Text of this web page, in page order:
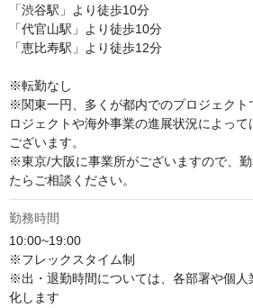
「渋谷駅」より徒歩10分
「代官山駅」より徒歩10分
「恵比寿駅」より徒歩12分
※転勤なし
※関東一円、多くが都内でのプロジェクト
ロジェクトや海外事業の進展状況によっ
ございます。
※東京/大阪に事業所がございますので、
たらご相談ください。
勤務時間
10:00~19:00
※フレックスタイム制
※出・退勤時間については、各部署や個人
化します